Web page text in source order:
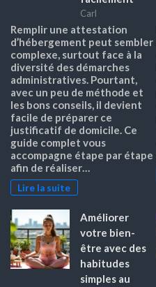
Carl
Remplir une attestation
d’hébergement peut sembler
complexe, surtout face à la
diversité des démarches
administratives. Pourtant,
avec un peu de méthode et
les bons conseils, il devient
facile de préparer ce
justificatif de domicile. Ce
guide complet vous
accompagne étape par étape
afin de réaliser…
Lire la suite
Améliorer
votre bien-
être avec des
habitudes
simples au